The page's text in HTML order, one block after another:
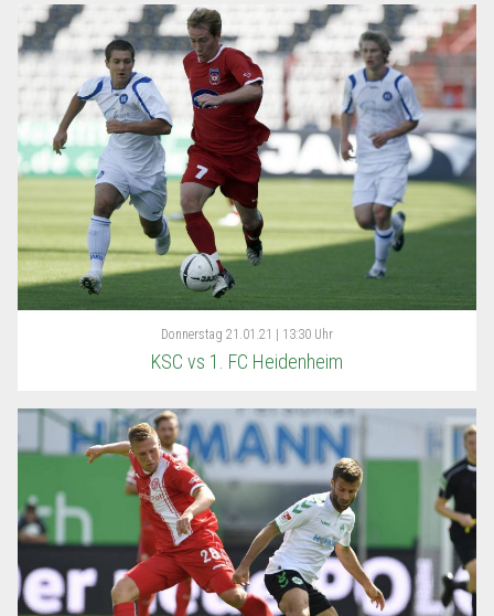
Donnerstag 21.01.21 | 13:30 Uhr
KSC vs 1. FC Heidenheim